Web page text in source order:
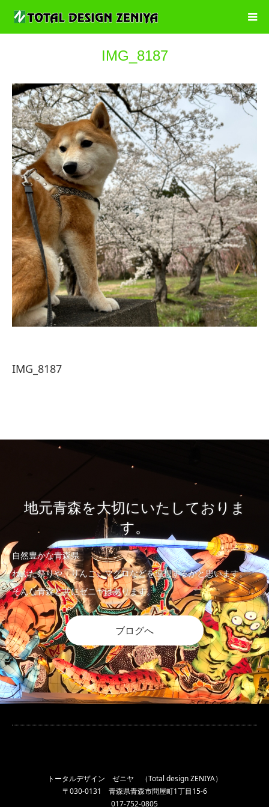
IMG_8187
IMG_8187
地元青森を大切にいたしておりま
す。
自然豊かな青森県
ねぶた祭りや、りんご、マグロなどを連想するかと思います。
そんな青森と共にゼニヤはあります。
ブログへ
トータルデザイン ゼニヤ （Total design ZENIYA）
〒030-0131 青森県青森市問屋町1丁目15-6
017-752-0805